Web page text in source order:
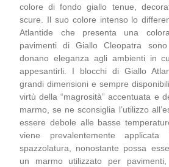
colore di fondo giallo tenue,
scure. Il suo colore intenso lo
Atlantide che presenta una
pavimenti di Giallo Cleopatra
donano eleganza agli ambienti in
appesantirli. I blocchi di Giallo
grandi dimensioni e sempre
virtù della “magrosità” accentuata e
marmo, se ne sconsiglia l’utilizzo
essere debole alle basse
viene prevalentemente
spazzolatura, nonostante possa
un marmo utilizzato per pavimenti,